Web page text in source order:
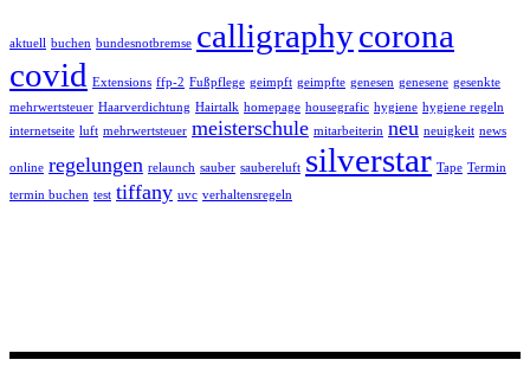
aktuell buchen bundesnotbremse calligraphycorona
covid Extensions ffp-2 Fußpflege geimpft geimpfte genesen genesene gesenkte
mehrwertsteuer Haarverdichtung Hairtalk homepage housegrafic hygiene hygiene regeln
internetseite luft mehrwertsteuer meisterschule mitarbeiterin neu neuigkeit news
online regelungen relaunch sauber saubereluft silverstar Tape Termin
termin buchen test tiffany uvc verhaltensregeln